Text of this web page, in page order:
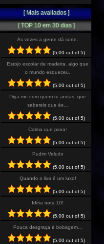
[ Mais avaliados ]
[ TOP 10 em 30 dias ]
As vezes a gente dá sorte.
(5,00 out of 5)
Estojo escolar de madeira, algo que
o mundo esqueceu.
(5,00 out of 5)
Diga-me com quem tu andas, que
sabereis que és…
(5,00 out of 5)
Calma que piora!
(5,00 out of 5)
Pudim Veludo
(5,00 out of 5)
Quando o lixo é um luxo!
(5,00 out of 5)
Idéia nota 10!
(5,00 out of 5)
Pouca desgraça é bobagem…
(5,00 out of 5)